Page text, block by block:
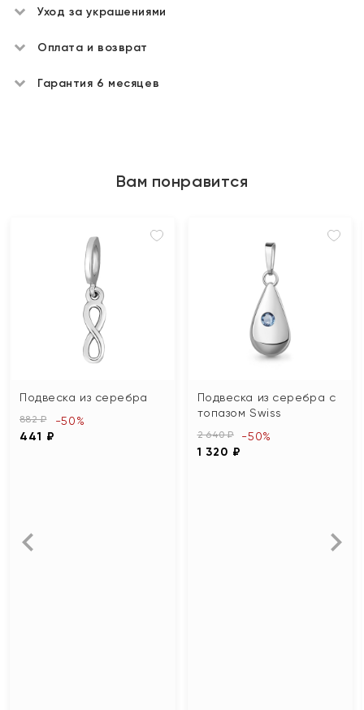
Уход за украшениями
Оплата и возврат
Гарантия 6 месяцев
Вам понравится
Подвеска из серебра
882 ₽
441 ₽
-50%
Подвеска из серебра с
топазом Swiss
2 640 ₽
1 320 ₽
-50%